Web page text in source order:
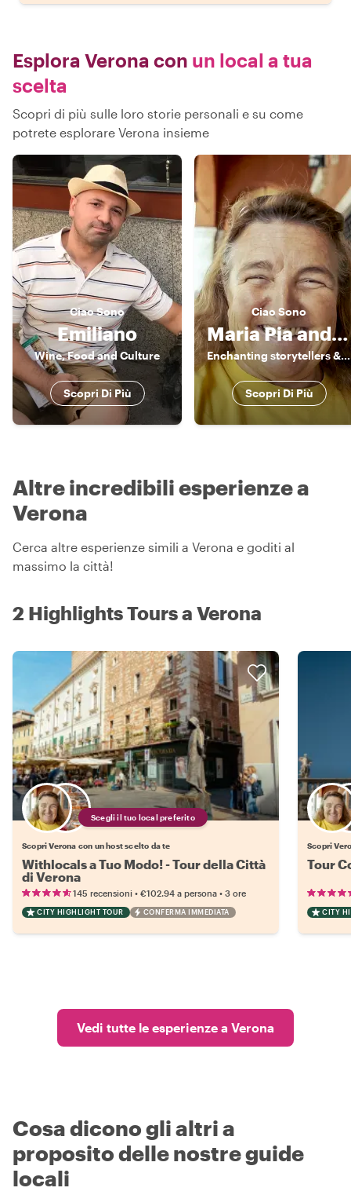
Esplora Verona con un local a tua
scelta
Scopri di più sulle loro storie personali e su come
potrete esplorare Verona insieme
CiaoSono
Emiliano
Wine, Food and Culture
Scopri Di Più
CiaoSono
Maria Pia and Friends
Enchanting storytellers & enthusiatic guides
Scopri Di Più
Altre incredibili esperienze a
Verona
Cerca altre esperienze simili a Verona e goditi al
massimo la città!
2 Highlights Tours a Verona
Scegli il tuo local preferito
Scopri Verona con un host scelto da te
Withlocals a Tuo Modo! - Tour della Città
di Verona
145 recensioni • €102.94 a persona • 3 ore
CITY HIGHLIGHT TOUR CONFERMA IMMEDIATA
Scopri
Tour
CITY
Vedi tutte le esperienze a Verona
Cosa dicono gli altri a
proposito delle nostre guide
locali